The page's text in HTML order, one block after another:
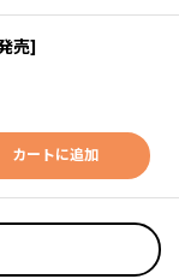
売]
カートに追加